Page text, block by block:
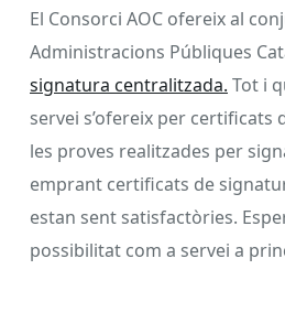
El Consorci AOC ofereix al
Administracions Públiques
signatura centralitzada. Tot i
servei s’ofereix per certificats
les proves realitzades per
emprant certificats de
estan sent satisfactòries.
possibilitat com a servei a